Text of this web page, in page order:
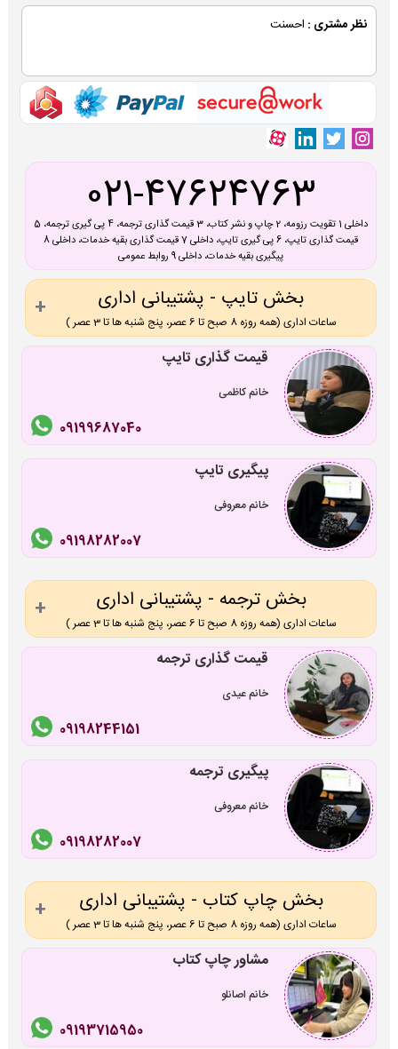
نظر مشتری : احسنت
021-47624763
داخلی 1 تقویت رزومه، 2 چاپ و نشر کتاب، 3 قیمت گذاری ترجمه، 4 پی گیری ترجمه، 5
قیمت گذاری تایپ، 6 پی گیری تایپ، داخلی 7 قیمت گذاری بقیه خدمات، داخلی 8
پیگیری بقیه خدمات، داخلی 9 روابط عمومی
بخش تایپ - پشتیبانی اداری
ساعات اداری (همه روزه 8 صبح تا 6 عصر، پنج شنبه ها تا 3 عصر )
قیمت گذاری تایپ
خانم کاظمی
09199687040
پیگیری تایپ
خانم معروفی
09198282007
بخش ترجمه - پشتیبانی اداری
ساعات اداری (همه روزه 8 صبح تا 6 عصر، پنج شنبه ها تا 3 عصر )
قیمت گذاری ترجمه
خانم عیدی
09198244151
پیگیری ترجمه
خانم معروفی
09198282007
بخش چاپ کتاب - پشتیبانی اداری
ساعات اداری (همه روزه 8 صبح تا 6 عصر، پنج شنبه ها تا 3 عصر )
مشاور چاپ کتاب
خانم اصانلو
09193715950